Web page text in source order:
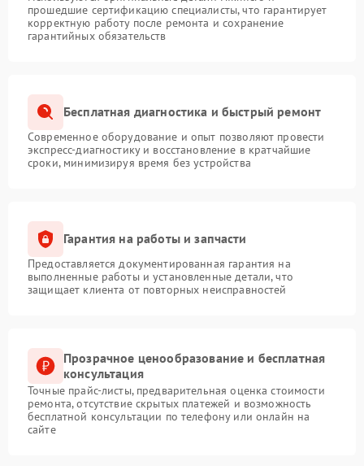
прошедшие сертификацию специалисты, что гарантирует
корректную работу после ремонта и сохранение
гарантийных обязательств
Бесплатная диагностика и быстрый ремонт
Современное оборудование и опыт позволяют провести
экспресс-диагностику и восстановление в кратчайшие
сроки, минимизируя время без устройства
Гарантия на работы и запчасти
Предоставляется документированная гарантия на
выполненные работы и установленные детали, что
защищает клиента от повторных неисправностей
Прозрачное ценообразование и бесплатная
консультация
Точные прайс-листы, предварительная оценка стоимости
ремонта, отсутствие скрытых платежей и возможность
бесплатной консультации по телефону или онлайн на
сайте